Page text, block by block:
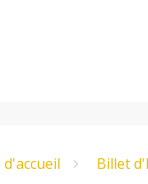
d'accueil Billet